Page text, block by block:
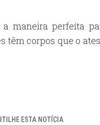
a maneira perfeita
têm corpos que o
ESTA NOTÍCIA